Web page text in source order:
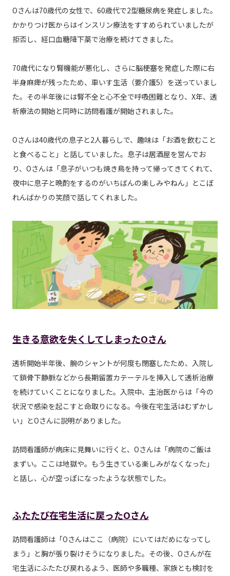
Oさんは70歳代の女性で、60歳代で2型糖尿病を発症しました。
かかりつけ医からはインスリン療法をすすめられていましたが
拒否し、経口血糖降下薬で治療を続けてきました。
70歳代になり腎機能が悪化し、さらに脳梗塞を発症した際に右
半身麻痺が残ったため、車いす生活（要介護5）を送っていまし
た。その半年後には腎不全と心不全で呼吸困難となり、X年、透
析療法の開始と同時に訪問看護が開始されました。
Oさんは40歳代の息子と2人暮らしで、趣味は「お酒を飲むこと
と食べること」と話していました。息子は居酒屋を営んでお
り、Oさんは「息子がいつも焼き鳥を持って帰ってきてくれて、
夜中に息子と晩酌をするのがいちばんの楽しみやねん」とこぼ
れんばかりの笑顔で話してくれました。
生きる意欲を失くしてしまったOさん
透析開始半年後、腕のシャントが何度も閉塞したため、入院し
て鎖骨下静脈などから長期留置カテーテルを挿入して透析治療
を続けていくことになりました。入院中、主治医からは「今の
状況で感染を起こすと命取りになる。今後在宅生活はむずかし
い」とOさんに説明がありました。
訪問看護師が病床に見舞いに行くと、Oさんは「病院のご飯は
まずい。ここは地獄や。もう生きている楽しみがなくなった」
と話し、心が空っぽになったような状態でした。
ふたたび在宅生活に戻ったOさん
訪問看護師は「Oさんはここ（病院）にいてはだめになってし
まう」と胸が張り裂けそうになりました。その後、Oさんが在
宅生活にふたたび戻れるよう、医師や多職種、家族とも検討を